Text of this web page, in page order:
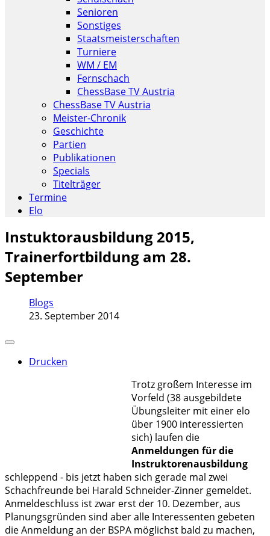
Senioren
Sonstiges
Staatsmeisterschaften
Turniere
WM / EM
Fernschach
ChessBase TV Austria
ChessBase TV Austria
Meister-Chronik
Geschichte
Partien
Publikationen
Specials
Titelträger
Termine
Elo
Instuktorausbildung 2015,
Trainerfortbildung am 28.
September
Blogs
23. September 2014
Drucken
Trotz großem Interesse im
Vorfeld (38 ausgebildete
Übungsleiter mit einer elo
über 1900 interessierten
sich) laufen die
Anmeldungen für die
Instruktorenausbildung
schleppend - bis jetzt haben sich gerade mal zwei
Schachfreunde bei Harald Schneider-Zinner gemeldet.
Anmeldeschluss ist zwar erst der 10. Dezember, aus
Planungsgründen sind aber alle Interessenten gebeten
die Anmeldung an der BSPA möglichst bald zu machen,